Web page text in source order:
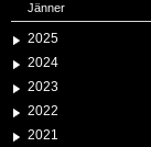
Jänner
2025
2024
2023
2022
2021